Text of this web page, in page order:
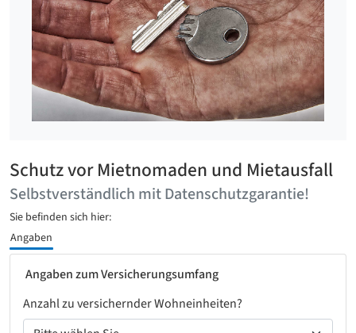
Schutz vor Mietnomaden und Mietausfall
Selbstverständlich mit Datenschutzgarantie!
Sie befinden sich hier:
Angaben
Angaben zum Versicherungsumfang
Anzahl zu versichernder Wohneinheiten?